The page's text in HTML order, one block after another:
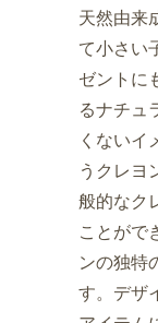
天然由来
て小さい
ゼントに
るナチュ
くないイ
うクレヨ
般的なク
ことがで
ンの独特
す。デザ